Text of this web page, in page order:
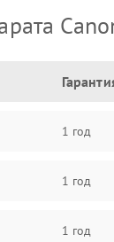
1 год
1 год
1 год